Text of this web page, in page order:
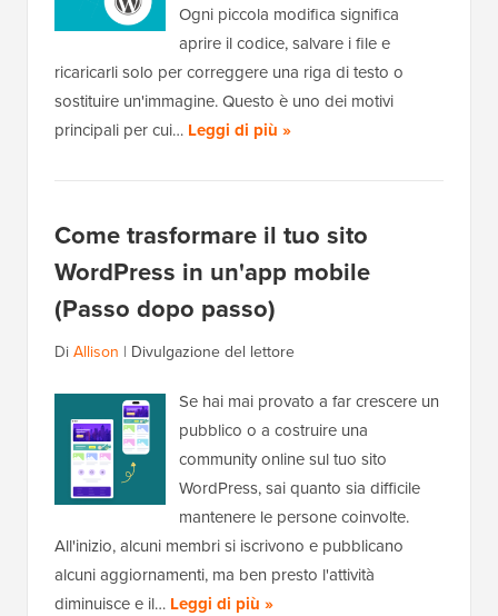
Ogni piccola modifica significa
aprire il codice, salvare i file e
ricaricarli solo per correggere una riga di testo o
sostituire un'immagine. Questo è uno dei motivi
principali per cui… Leggi di più »
Come trasformare il tuo sito
WordPress in un'app mobile
(Passo dopo passo)
DiAllison | Divulgazione del lettore
Se hai mai provato a far crescere un
pubblico o a costruire una
community online sul tuo sito
WordPress, sai quanto sia difficile
mantenere le persone coinvolte.
All'inizio, alcuni membri si iscrivono e pubblicano
alcuni aggiornamenti, ma ben presto l'attività
diminuisce e il… Leggi di più »